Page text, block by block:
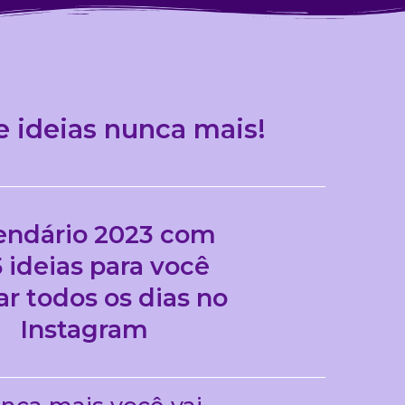
ideias nunca mais!
2023 com
ideias para você
todos os dias no
Instagram